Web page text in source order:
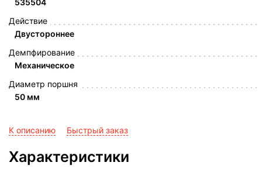
535504
Действие
Двустороннее
Демпфирование
Механическое
Диаметр поршня
50 мм
К описанию Быстрый заказ
Характеристики